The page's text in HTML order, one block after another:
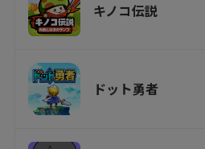
キノコ伝説
ドット勇者